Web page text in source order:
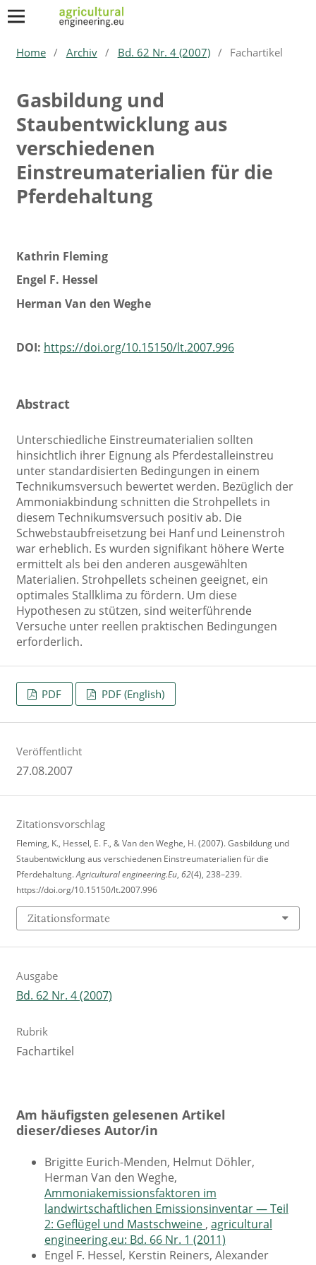
Home / Archiv / Bd. 62 Nr. 4 (2007) / Fachartikel
Gasbildung und
Staubentwicklung aus
verschiedenen
Einstreumaterialien für die
Pferdehaltung
Kathrin Fleming
Engel F. Hessel
Herman Van den Weghe
DOI: https://doi.org/10.15150/lt.2007.996
Abstract
Unterschiedliche Einstreumaterialien sollten
hinsichtlich ihrer Eignung als Pferdestalleinstreu
unter standardisierten Bedingungen in einem
Technikumsversuch bewertet werden. Bezüglich der
Ammoniakbindung schnitten die Strohpellets in
diesem Technikumsversuch positiv ab. Die
Schwebstaubfreisetzung bei Hanf und Leinenstroh
war erheblich. Es wurden signifikant höhere Werte
ermittelt als bei den anderen ausgewählten
Materialien. Strohpellets scheinen geeignet, ein
optimales Stallklima zu fördern. Um diese
Hypothesen zu stützen, sind weiterführende
Versuche unter reellen praktischen Bedingungen
erforderlich.
PDF PDF (English)
Veröffentlicht
27.08.2007
Zitationsvorschlag
Fleming, K., Hessel, E. F., & Van den Weghe, H. (2007). Gasbildung und
Staubentwicklung aus verschiedenen Einstreumaterialien für die
Pferdehaltung.Agricultural engineering.Eu, 62(4), 238–239.
https://doi.org/10.15150/lt.2007.996
Zitationsformate
Ausgabe
Bd. 62 Nr. 4 (2007)
Rubrik
Fachartikel
Am häufigsten gelesenen Artikel
dieser/dieses Autor/in
Brigitte Eurich-Menden, Helmut Döhler,
Herman Van den Weghe,
Ammoniakemissionsfaktoren im
landwirtschaftlichen Emissionsinventar — Teil
2: Geflügel und Mastschweine , agricultural
engineering.eu: Bd. 66 Nr. 1 (2011)
Engel F. Hessel, Kerstin Reiners, Alexander